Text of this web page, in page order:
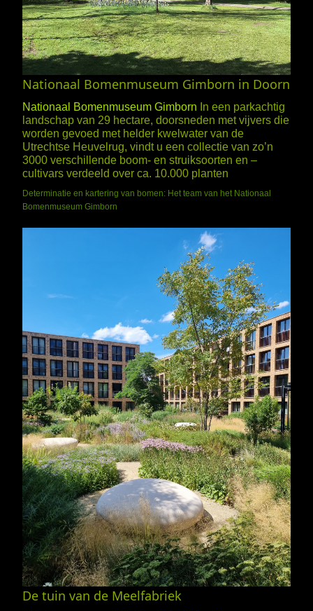
Nationaal Bomenmuseum Gimborn in Doorn
Nationaal Bomenmuseum Gimborn In een parkachtig
landschap van 29 hectare, doorsneden met vijvers die
worden gevoed met helder kwelwater van de
Utrechtse Heuvelrug, vindt u een collectie van zo’n
3000 verschillende boom- en struiksoorten en –
cultivars verdeeld over ca. 10.000 planten
Determinatie en kartering van bomen: Het team van het Nationaal
Bomenmuseum Gimborn
De tuin van de Meelfabriek